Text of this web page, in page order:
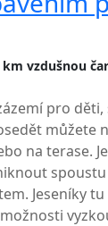
km vzdušnou
pro
můžete
na terase.
Jeseníky